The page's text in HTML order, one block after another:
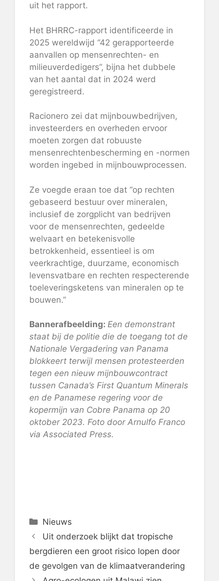
uit het rapport.
Het BHRRC-rapport identificeerde in
2025 wereldwijd “42 gerapporteerde
aanvallen op mensenrechten- en
milieuverdedigers”, bijna het dubbele
van het aantal dat in 2024 werd
geregistreerd.
Racionero zei dat mijnbouwbedrijven,
investeerders en overheden ervoor
moeten zorgen dat robuuste
mensenrechtenbescherming en -normen
worden ingebed in mijnbouwprocessen.
Ze voegde eraan toe dat “op rechten
gebaseerd bestuur over mineralen,
inclusief de zorgplicht van bedrijven
voor de mensenrechten, gedeelde
welvaart en betekenisvolle
betrokkenheid, essentieel is om
veerkrachtige, duurzame, economisch
levensvatbare en rechten respecterende
toeleveringsketens van mineralen op te
bouwen.”
Bannerafbeelding: Een demonstrant
staat bij de politie die de toegang tot de
Nationale Vergadering van Panama
blokkeert terwijl mensen protesteerden
tegen een nieuw mijnbouwcontract
tussen Canada’s First Quantum Minerals
en de Panamese regering voor de
kopermijn van Cobre Panama op 20
oktober 2023. Foto door Arnulfo Franco
via Associated Press.
Categorieën
Nieuws
Uit onderzoek blijkt dat tropische
bergdieren een groot risico lopen door
de gevolgen van de klimaatverandering